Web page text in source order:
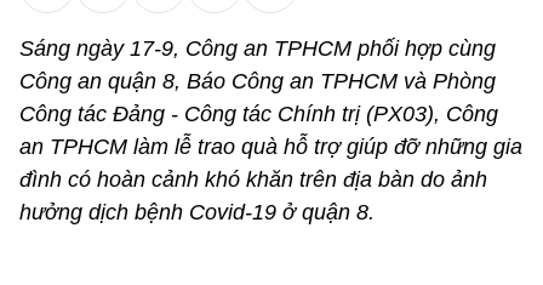
Sáng ngày 17-9, Công an TPHCM phối hợp cùng
Công an quận 8, Báo Công an TPHCM và Phòng
Công tác Đảng - Công tác Chính trị (PX03), Công
an TPHCM làm lễ trao quà hỗ trợ giúp đỡ những gia
đình có hoàn cảnh khó khăn trên địa bàn do ảnh
hưởng dịch bệnh Covid-19 ở quận 8.